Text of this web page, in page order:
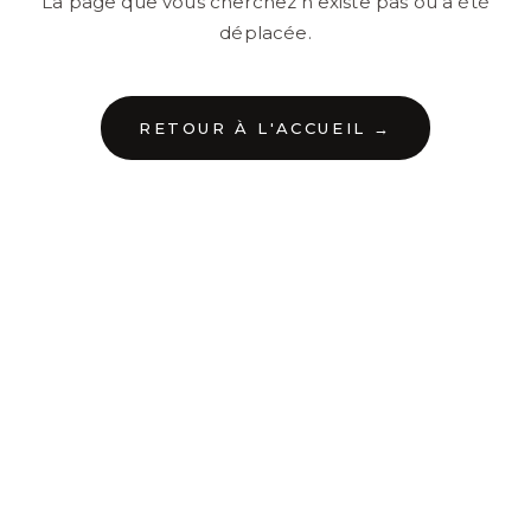
déplacée.
RETOUR À L'ACCUEIL →